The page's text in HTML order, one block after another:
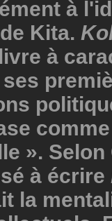
à
Kita.
à
».
à écrire
la